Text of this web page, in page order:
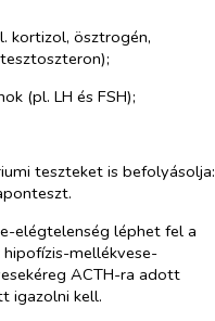
kortizol, ösztrogén,
(pl. LH és FSH);
teszteket is befolyásolja:
elégtelenség léphet fel a
mellékvese-
ACTH-ra adott
igazolni kell.